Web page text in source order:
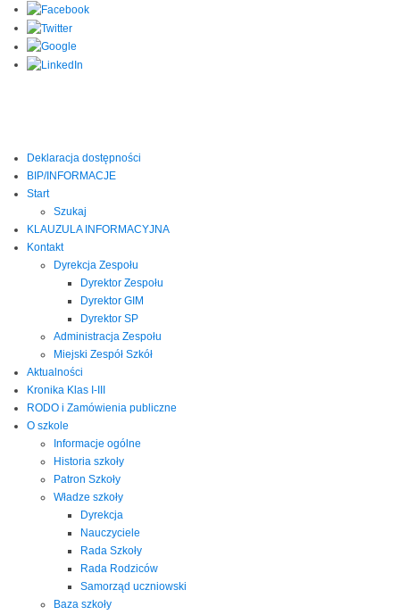
Deklaracja dostępności
BIP/INFORMACJE
Start
Szukaj
KLAUZULA INFORMACYJNA
Kontakt
Dyrekcja Zespołu
Dyrektor Zespołu
Dyrektor GIM
Dyrektor SP
Administracja Zespołu
Miejski Zespół Szkół
Aktualności
Kronika Klas I-III
RODO i Zamówienia publiczne
O szkole
Informacje ogólne
Historia szkoły
Patron Szkoły
Władze szkoły
Dyrekcja
Nauczyciele
Rada Szkoły
Rada Rodziców
Samorząd uczniowski
Baza szkoły